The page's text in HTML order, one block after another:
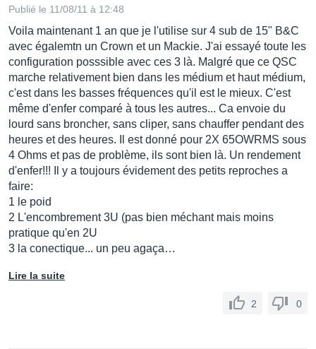
Publié le 11/08/11 à 12:48
Voila maintenant 1 an que je l'utilise sur 4 sub de 15" B&C
avec égalemtn un Crown et un Mackie. J'ai essayé toute les
configuration posssible avec ces 3 là. Malgré que ce QSC
marche relativement bien dans les médium et haut médium,
c'est dans les basses fréquences qu'il est le mieux. C'est
même d'enfer comparé à tous les autres... Ca envoie du
lourd sans broncher, sans cliper, sans chauffer pendant des
heures et des heures. Il est donné pour 2X 65OWRMS sous
4 Ohms et pas de problème, ils sont bien là. Un rendement
d'enfer!!! Il y a toujours évidement des petits reproches a
faire:
1 le poid
2 L'encombrement 3U (pas bien méchant mais moins
pratique qu'en 2U
3 la conectique... un peu agaça…
Lire la suite
2 0